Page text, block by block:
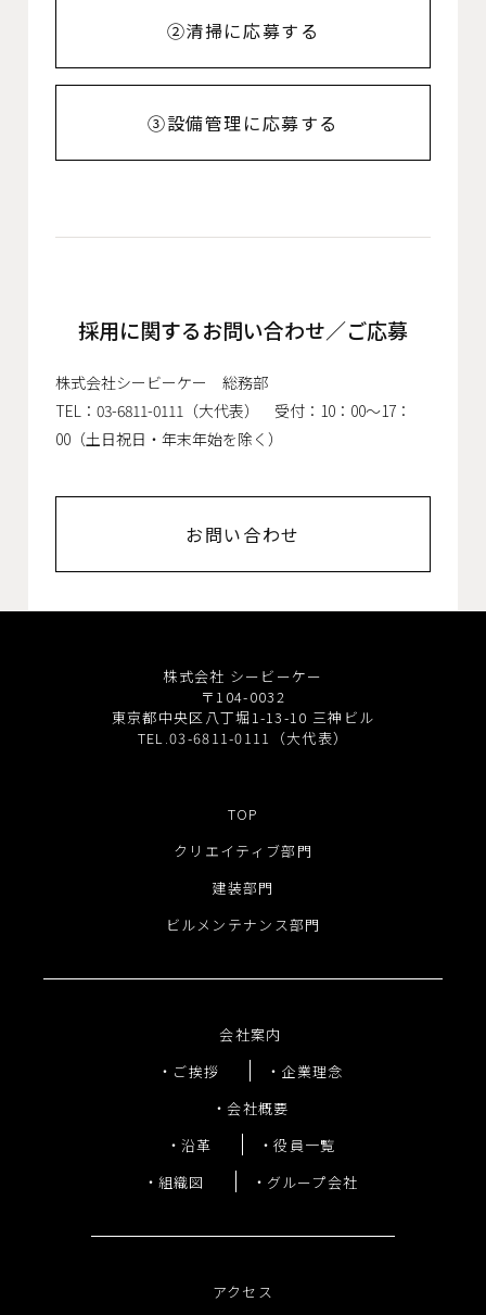
②清掃に応募する
③設備管理に応募する
採用に関するお問い合わせ／ご応募
株式会社シービーケー 総務部
TEL：03-6811-0111（大代表） 受付：10：00～17：
00（土日祝日・年末年始を除く）
お問い合わせ
株式会社 シービーケー
〒104-0032
東京都中央区八丁堀1-13-10 三神ビル
TEL.03-6811-0111（大代表）
TOP
クリエイティブ部門
建装部門
ビルメンテナンス部門
会社案内
ご挨拶
企業理念
会社概要
沿革
役員一覧
組織図
グループ会社
アクセス